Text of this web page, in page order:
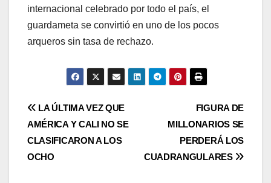
internacional celebrado por todo el país, el
guardameta se convirtió en uno de los pocos
arqueros sin tasa de rechazo.
FIGURA DE
MILLONARIOS SE
PERDERÁ LOS
CUADRANGULARES
LA ÚLTIMA VEZ QUE
AMÉRICA Y CALI NO SE
CLASIFICARON A LOS
OCHO